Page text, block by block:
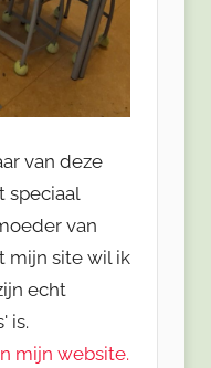
van deze
speciaal
van
mijn site wil ik
echt
is.
mijn website.